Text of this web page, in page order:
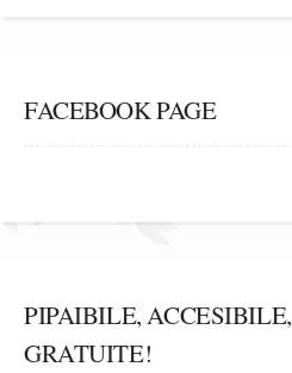
FACEBOOK PAGE
PIPAIBILE, ACCESIBILE,
GRATUITE!